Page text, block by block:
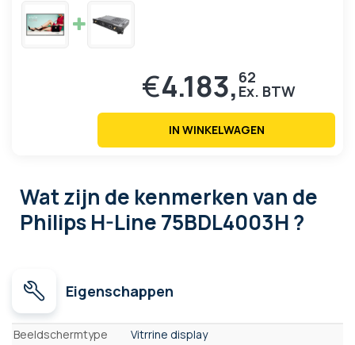
€4.183, 62
IN WINKELWAGEN
Wat zijn de kenmerkenvan de
Philips H-Line 75BDL4003H ?
Eigenschappen
Eigenschappen
Beeldschermtype
Vitrrine display